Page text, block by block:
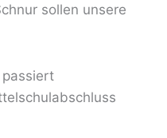
sollen unsere